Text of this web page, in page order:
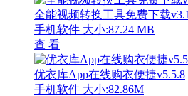
全能视频转换工具免费下载
手机软件 大小:87.24 MB
查 看
优衣库App在线购衣便捷v5.5.8
手机软件 大小:82.86M